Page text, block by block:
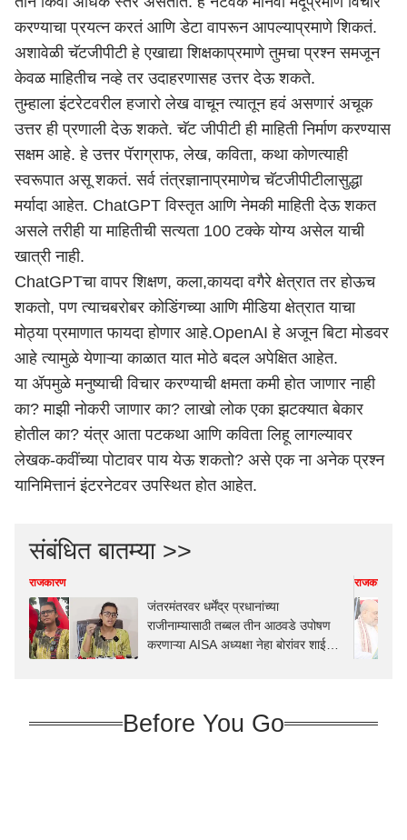
करण्याचा प्रयत्न करतं आणि डेटा वापरून आपल्याप्रमाणे शिकतं.
अशावेळी चॅटजीपीटी हे एखाद्या शिक्षकाप्रमाणे तुमचा प्रश्न समजून
केवळ माहितीच नव्हे तर उदाहरणासह उत्तर देऊ शकते.
तुम्हाला इंटरेटवरील हजारो लेख वाचून त्यातून हवं असणारं अचूक
उत्तर ही प्रणाली देऊ शकते. चॅट जीपीटी ही माहिती निर्माण करण्यास
सक्षम आहे. हे उत्तर पॅराग्राफ, लेख, कविता, कथा कोणत्याही
स्वरूपात असू शकतं. सर्व तंत्रज्ञानाप्रमाणेच चॅटजीपीटीलासुद्धा
मर्यादा आहेत. ChatGPT विस्तृत आणि नेमकी माहिती देऊ शकत
असले तरीही या माहितीची सत्यता 100 टक्के योग्य असेल याची
खात्री नाही.
ChatGPTचा वापर शिक्षण, कला,कायदा वगैरे क्षेत्रात तर होऊच
शकतो, पण त्याचबरोबर कोडिंगच्या आणि मीडिया क्षेत्रात याचा
मोठ्या प्रमाणात फायदा होणार आहे.OpenAI हे अजून बिटा मोडवर
आहे त्यामुळे येणाऱ्या काळात यात मोठे बदल अपेक्षित आहेत.
या ॲपमुळे मनुष्याची विचार करण्याची क्षमता कमी होत जाणार नाही
का? माझी नोकरी जाणार का? लाखो लोक एका झटक्यात बेकार
होतील का? यंत्र आता पटकथा आणि कविता लिहू लागल्यावर
लेखक-कवींच्या पोटावर पाय येऊ शकतो? असे एक ना अनेक प्रश्न
यानिमित्तानं इंटरनेटवर उपस्थित होत आहेत.
संबंधित बातम्या >>
राजकारण
जंतरमंतरवर धर्मेंद्र प्रधानांच्या
राजीनाम्यासाठी तब्बल तीन आठवडे उपोषण
करणाऱ्या AISA अध्यक्षा नेहा बोरांवर शाई
राजकारण
Before You Go